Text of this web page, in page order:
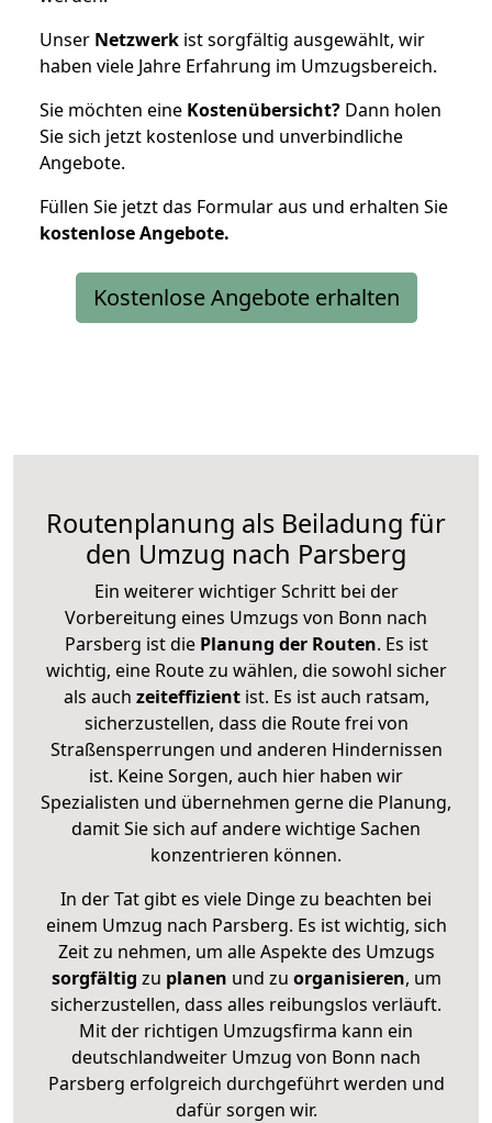
Unser Netzwerk ist sorgfältig ausgewählt, wir
haben viele Jahre Erfahrung im Umzugsbereich.
Sie möchten eine Kostenübersicht? Dann holen
Sie sich jetzt kostenlose und unverbindliche
Angebote.
Füllen Sie jetzt das Formular aus und erhalten Sie
kostenloseAngebote.
Kostenlose Angebote erhalten
Routenplanung als Beiladung für
den Umzug nach Parsberg
Ein weiterer wichtiger Schritt bei der
Vorbereitung eines Umzugs von Bonn nach
Parsberg ist diePlanung der Routen. Es ist
wichtig, eine Route zu wählen, die sowohl sicher
als auch zeiteffizientist. Es ist auch ratsam,
sicherzustellen, dass die Route frei von
Straßensperrungen und anderen Hindernissen
ist. Keine Sorgen, auch hier haben wir
Spezialisten und übernehmen gerne die Planung,
damit Sie sich auf andere wichtige Sachen
konzentrieren können.
In der Tat gibt es viele Dinge zu beachten bei
einem Umzug nach Parsberg. Es ist wichtig, sich
Zeit zu nehmen, um alle Aspekte des Umzugs
sorgfältig zu planen und zu organisieren, um
sicherzustellen, dass alles reibungslos verläuft.
Mit der richtigen Umzugsfirma kann ein
deutschlandweiter Umzug von Bonn nach
Parsberg erfolgreich durchgeführt werden und
dafür sorgen wir.